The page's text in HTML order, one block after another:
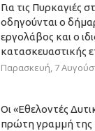
Για τις Πυρκαγιές
οδηγούνται ο
εργολάβος και ο
κατασκευαστικής
Παρασκευή, 7
Οι «Εθελοντές
πρώτη γραμμή της